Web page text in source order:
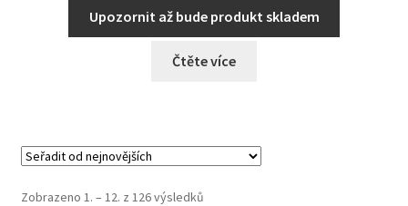
Upozornit až bude produkt skladem
Čtěte více
Zobrazeno 1. – 12. z 126 výsledkůSeřazeno